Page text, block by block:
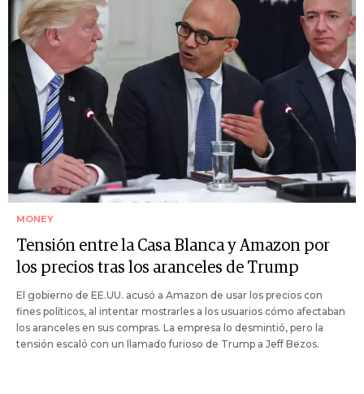
MONEY
Tensión entre la Casa Blanca y Amazon por
los precios tras los aranceles de Trump
El gobierno de EE.UU. acusó a Amazon de usar los precios con
fines políticos, al intentar mostrarles a los usuarios cómo afectaban
los aranceles en sus compras. La empresa lo desmintió, pero la
tensión escaló con un llamado furioso de Trump a Jeff Bezos.